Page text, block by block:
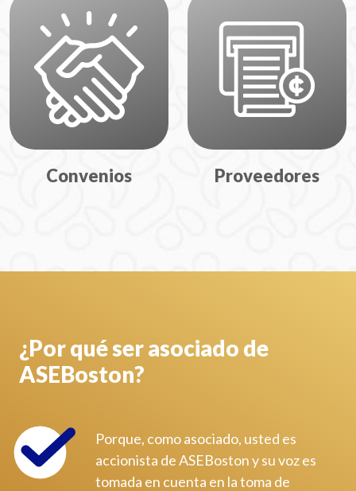
Convenios Proveedores
¿Por qué ser asociado de
ASEBoston?
Porque, como asociado, usted es
accionista de ASEBoston y su voz es
tomada en cuenta en la toma de